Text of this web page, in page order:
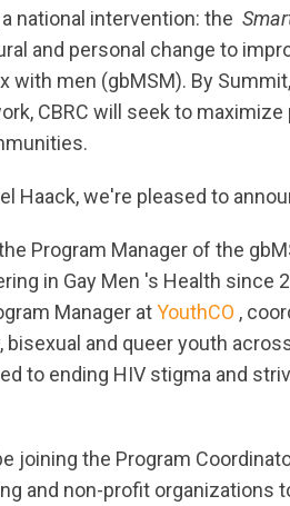
national intervention: the
and personal change to
with men (gbMSM). By
CBRC will seek to
Haack, we're pleased to
Program Manager of the
in Gay Men 's Health since
Manager atYouthCO ,
and queer youth
to ending HIV stigma and
joining the Program
and non-profit organizations